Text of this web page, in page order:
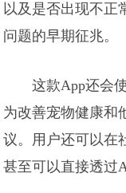
以及是否出现不正
问题的早期征兆。
这款App还会
为改善宠物健康和
议。用户还可以在
甚至可以直接透过